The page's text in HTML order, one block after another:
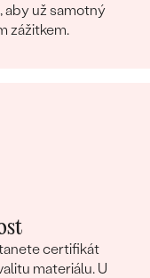
aby už samotný
zážitkem.
certifikát
materiálu. U